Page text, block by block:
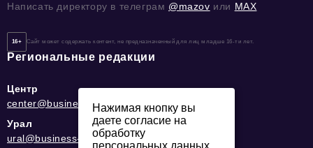
Написать директору в телеграм @mazov или MAX
16+ Сайт может содержать контент, не предназначенный для лиц младше 16-ти лет.
Региональные редакции
Центр
center@business-magazine.online
Урал
ural@business-magazine.online
Нажимая кнопку вы
даете согласие на
обработку
персональных данных